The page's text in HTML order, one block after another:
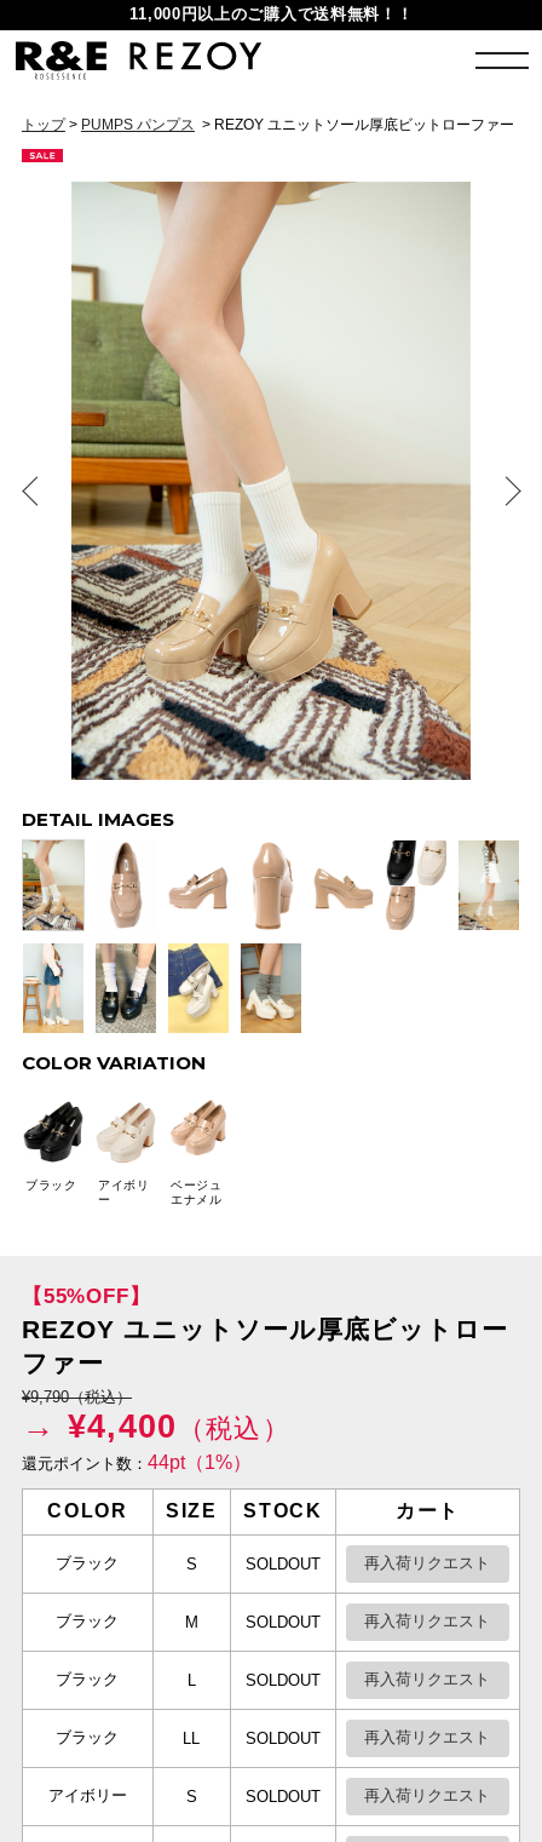
11,000円以上のご購入で送料無料！！
トップ > PUMPS パンプス > REZOY ユニットソール厚底ビットローファー
DETAIL IMAGES
COLOR VARIATION
ブラック
アイボリ
ー
ベージュ
エナメル
【55%OFF】
REZOY ユニットソール厚底ビットロー
ファー
¥9,790（税込）
→ ¥4,400 （税込）
還元ポイント数： 44pt（1%）
COLOR SIZE STOCK カート
ブラック S SOLDOUT 再入荷リクエスト
ブラック M SOLDOUT 再入荷リクエスト
ブラック L SOLDOUT 再入荷リクエスト
ブラック LL SOLDOUT 再入荷リクエスト
アイボリー S SOLDOUT 再入荷リクエスト